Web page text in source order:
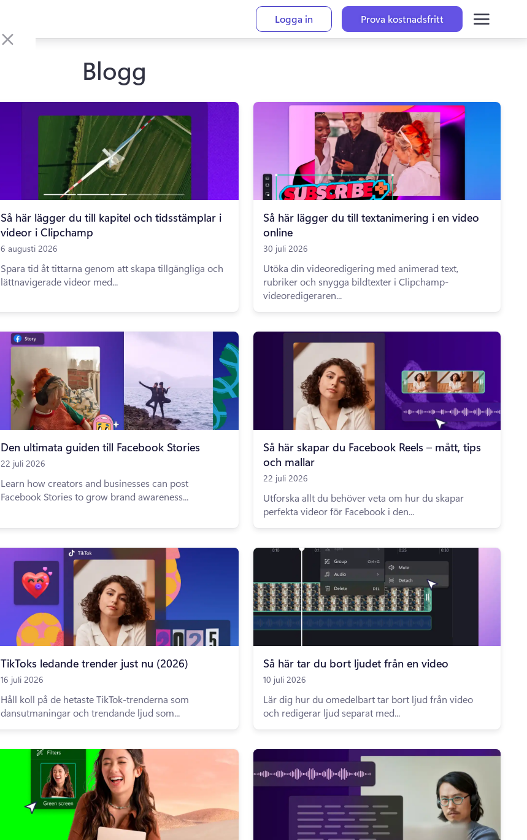
Logga in Prova kostnadsfritt
Blogg
Så här lägger du till kapitel och tidsstämplar i
videor i Clipchamp
6 augusti 2026
Spara tid åt tittarna genom att skapa tillgängliga och
lättnavigerade videor med...
Så här lägger du till textanimering i en video
online
30 juli 2026
Utöka din videoredigering med animerad text,
rubriker och snygga bildtexter i Clipchamp-
videoredigeraren...
Den ultimata guiden till Facebook Stories
22 juli 2026
Learn how creators and businesses can post
Facebook Stories to grow brand awareness...
Så här skapar du Facebook Reels – mått, tips
och mallar
22 juli 2026
Utforska allt du behöver veta om hur du skapar
perfekta videor för Facebook i den...
TikToks ledande trender just nu (2026)
16 juli 2026
Håll koll på de hetaste TikTok-trenderna som
dansutmaningar och trendande ljud som...
Så här tar du bort ljudet från en video
10 juli 2026
Lär dig hur du omedelbart tar bort ljud från video
och redigerar ljud separat med...